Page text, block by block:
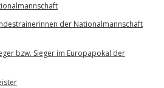
der Nationalmannschaft
bzw. Sieger im Europapokal der